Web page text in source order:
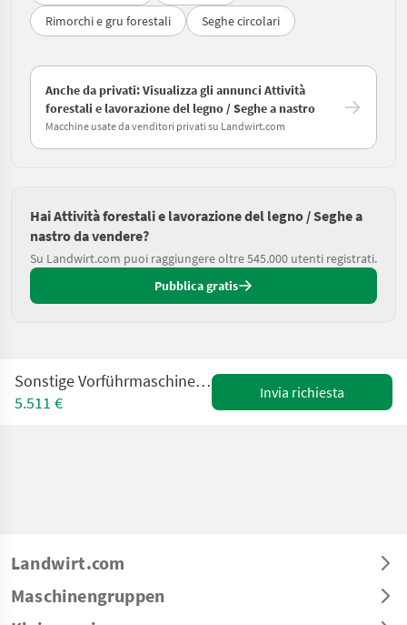
Rimorchi e gru forestali
Seghe circolari
Anche da privati: Visualizza gli annunci Attività
forestali e lavorazione del legno / Seghe a nastro
Macchine usate da venditori privati su Landwirt.com
Hai Attività forestali e lavorazione del legno / Seghe a
nastro da vendere?
Su Landwirt.com puoi raggiungere oltre 545.000 utenti registrati.
Pubblica gratis
Sonstige Vorführmaschine Blockbandsäge HBB750 von Hauslho
5.511 €
Invia richiesta
Landwirt.com
Maschinengruppen